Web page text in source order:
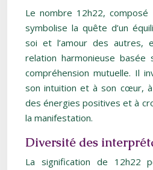
Le nombre 12h22,
symbolise la quête d’un
soi et l’amour des autres,
relation harmonieuse
compréhension mutuelle. Il
son intuition et à son cœur,
des énergies positives et à
la manifestation.
Diversité des
La signification de 12h22